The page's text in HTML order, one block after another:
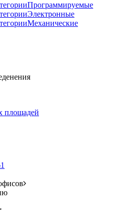
Программируемые
Электронные
Механические
площадей